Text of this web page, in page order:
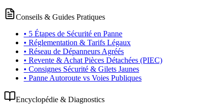
Conseils & Guides Pratiques
• 5 Étapes de Sécurité en Panne
• Réglementation & Tarifs Légaux
• Réseau de Dépanneurs Agréés
• Revente & Achat Pièces Détachées (PIEC)
• Consignes Sécurité & Gilets Jaunes
• Panne Autoroute vs Voies Publiques
Encyclopédie & Diagnostics